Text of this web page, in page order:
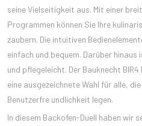
seine Vielseitigkeit aus. Mit einer
Programmen können Sie Ihre
zaubern. Die intuitiven
einfach und bequem. Darüber
und pflegeleicht. Der Bauknecht
eine ausgezeichnete Wahl für alle,
Benutzerfre undlichkeit legen.
In diesem Backofen-Duell haben wir